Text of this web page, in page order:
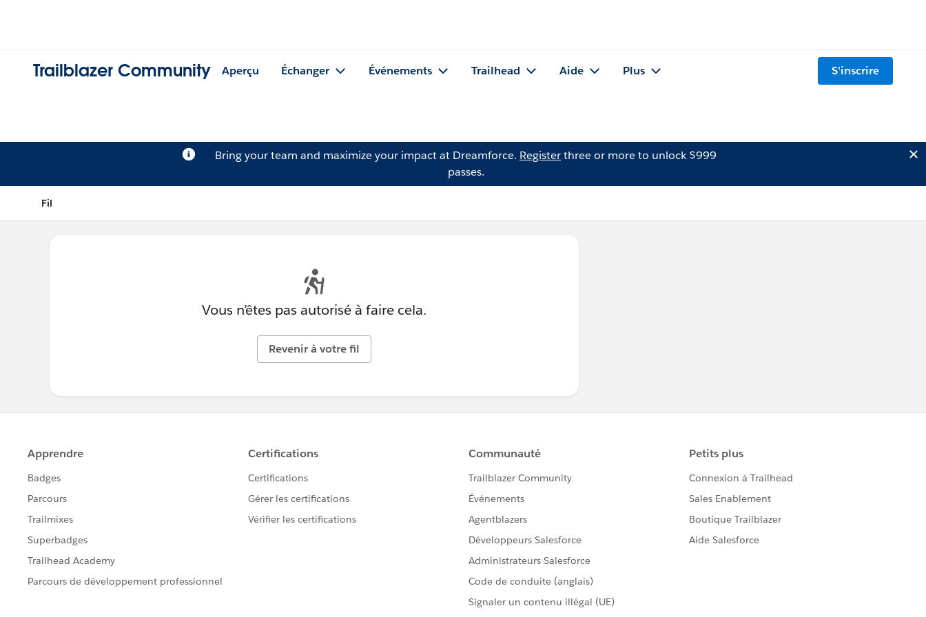
Trailblazer Community Aperçu Échanger Événements Trailhead Aide Plus S'inscrire
Bring your team and maximize your impact at Dreamforce. Registerthree or more to unlock $999
passes.
Fil
Vous n’êtes pas autorisé à faire cela.
Revenir à votre fil